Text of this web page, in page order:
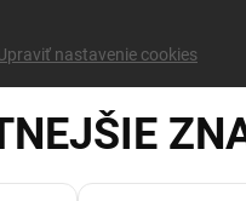
nastavenie cookies